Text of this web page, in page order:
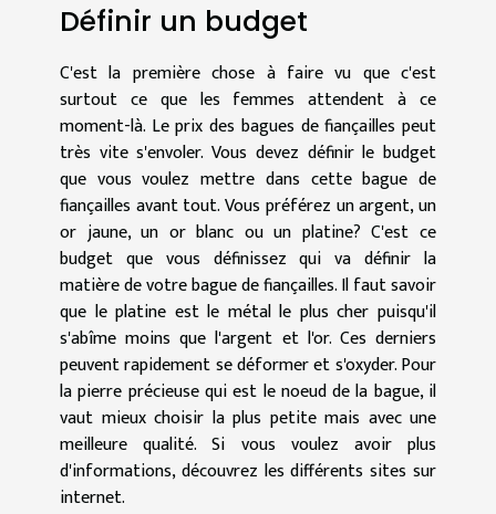
Définir un budget
C'est la première chose à faire vu que c'est
surtout ce que les femmes attendent à ce
moment-là. Le prix des bagues de fiançailles peut
très vite s'envoler. Vous devez définir le budget
que vous voulez mettre dans cette bague de
fiançailles avant tout. Vous préférez un argent, un
or jaune, un or blanc ou un platine? C'est ce
budget que vous définissez qui va définir la
matière de votre bague de fiançailles. Il faut savoir
que le platine est le métal le plus cher puisqu'il
s'abîme moins que l'argent et l'or. Ces derniers
peuvent rapidement se déformer et s'oxyder. Pour
la pierre précieuse qui est le noeud de la bague, il
vaut mieux choisir la plus petite mais avec une
meilleure qualité. Si vous voulez avoir plus
d'informations, découvrez les différents sites sur
internet.